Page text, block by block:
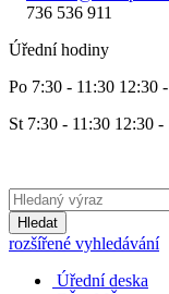
736 536 911
Úřední hodiny
Po 7:30 - 11:30 12:30
St 7:30 - 11:30 12:30 -
Hledat
rozšířené vyhledávání
Úřední deska